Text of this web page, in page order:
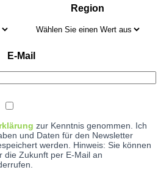
Region
E-Mail
zur Kenntnis genommen. Ich
und Daten für den Newsletter
werden. Hinweis: Sie können
die Zukunft per E-Mail an